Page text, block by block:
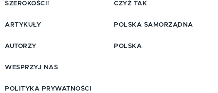
SZEROKOŚCI!
ARTYKUŁY
AUTORZY
CZYŻ TAK
POLSKA SAMORZĄDNA
POLSKA
WESPRZYJ NAS
POLITYKA PRYWATNOŚCI